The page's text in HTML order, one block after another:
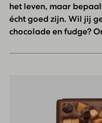
het leven, maar
écht goed zijn. Wil jij
chocolade en fudge?